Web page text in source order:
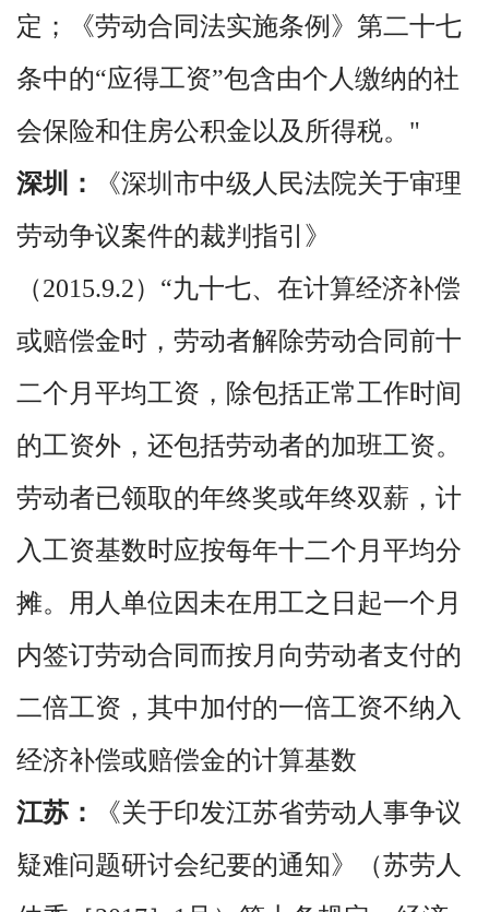
定；《劳动合同法实施条例》第二十七
条中的“应得工资”包含由个人缴纳的社
会保险和住房公积金以及所得税。"
深圳：
《深圳市中级人民法院关于审理
劳动争议案件的裁判指引》
（2015.9.2）“九十七、在计算经济补偿
或赔偿金时，劳动者解除劳动合同前十
二个月平均工资，除包括正常工作时间
的工资外，还包括劳动者的加班工资。
劳动者已领取的年终奖或年终双薪，计
入工资基数时应按每年十二个月平均分
摊。用人单位因未在用工之日起一个月
内签订劳动合同而按月向劳动者支付的
二倍工资，其中加付的一倍工资不纳入
经济补偿或赔偿金的计算基数
江苏：
《关于印发江苏省劳动人事争议
疑难问题研讨会纪要的通知》（苏劳人